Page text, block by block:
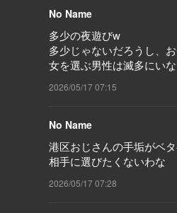
No Name
多少の夜遊びw
多少じゃないだろうし、
女を選ぶ男性は滅多にい
2026/05/17 07:15
No Name
港区おじさんの手垢がベ
相手に選びたくないわな
2026/05/17 07:28